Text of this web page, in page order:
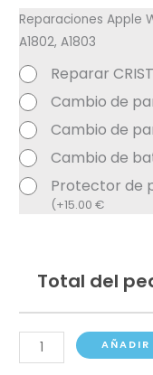
Reparaciones Apple
A1802, A1803
Reparar
Cambio de
Cambio de
Cambio de
Protector de
(+15.00€
Total del
Apple
Watch